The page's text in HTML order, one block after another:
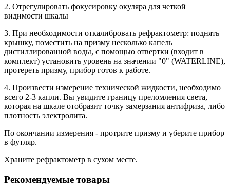
2. Отрегулировать фокусировку окуляра для четкой
видимости шкалы
3. При необходимости откалибровать рефрактометр: поднять
крышку, поместить на призму несколько капель
дистиллированной воды, с помощью отвертки (входит в
комплект) установить уровень на значении "0" (WATERLINE),
протереть призму, прибор готов к работе.
4. Произвести измерение технической жидкости, необходимо
всего 2-3 капли. Вы увидите границу преломления света,
которая на шкале отобразит точку замерзания антифриза, либо
плотность электролита.
По окончании измерения - протрите призму и уберите прибор
в футляр.
Храните рефрактометр в сухом месте.
Рекомендуемые товары